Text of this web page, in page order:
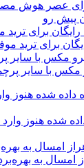
عصر هوش
پیش رو
داده شده هنوز
امسال به